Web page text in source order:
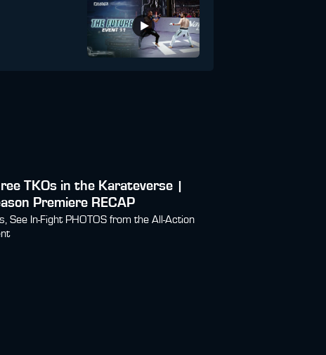
TKOs in the Karateverse |
Premiere RECAP
See In-Fight PHOTOS from the All-Action